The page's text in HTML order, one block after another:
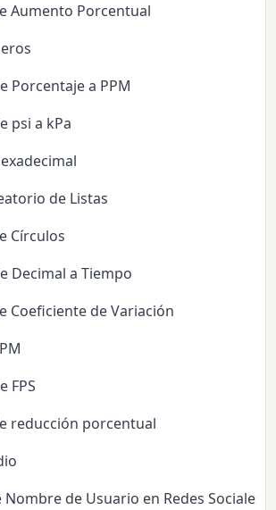
Aumento Porcentual
Porcentaje a PPM
psi a kPa
de Listas
Círculos
Decimal a Tiempo
Coeficiente de Variación
FPS
reducción porcentual
de Usuario en Redes Sociales